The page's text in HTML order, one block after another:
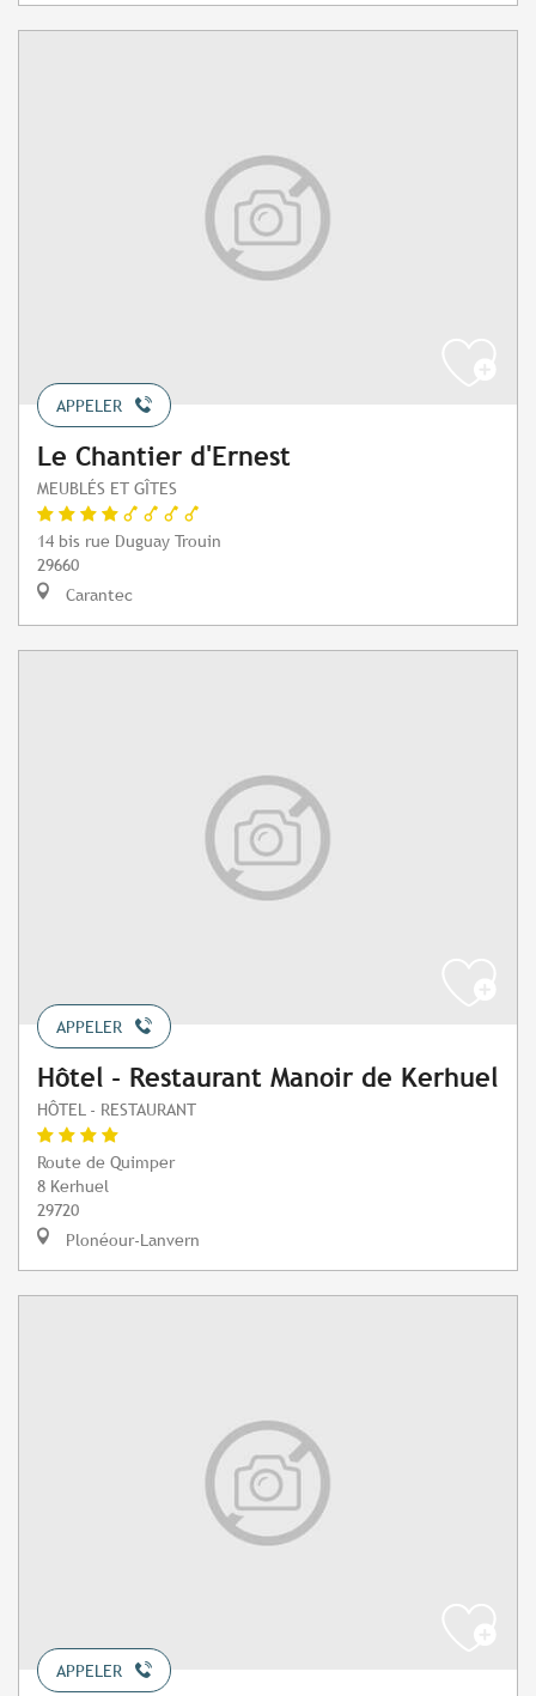
APPELER
Le Chantier d'Ernest
MEUBLÉS ET GÎTES
14 bis rue Duguay Trouin
29660
Carantec
APPELER
Hôtel - Restaurant Manoir de Kerhuel
HÔTEL - RESTAURANT
Route de Quimper
8 Kerhuel
29720
Plonéour-Lanvern
APPELER